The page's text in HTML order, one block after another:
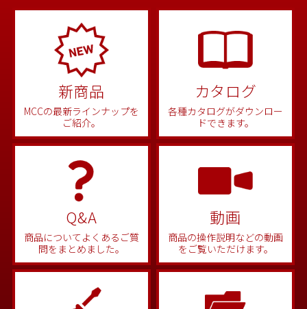
新商品
MCCの最新ラインナップを
ご紹介。
カタログ
各種カタログがダウンロー
ドできます。
Q&A
商品についてよくあるご質
問をまとめました。
動画
商品の操作説明などの動画
をご覧いただけます。